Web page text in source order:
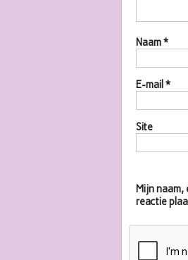
Naam*
E-mail *
Site
Mijn
reactie